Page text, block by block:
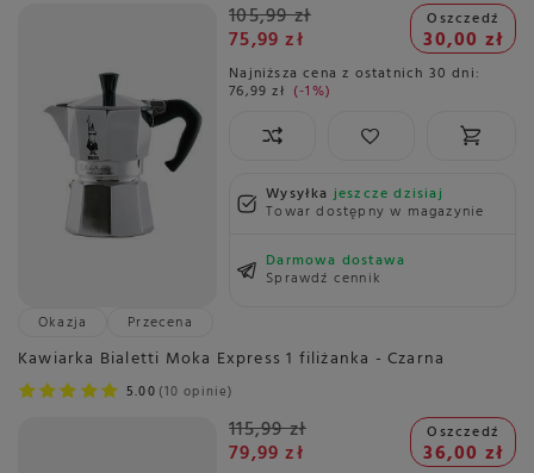
105,99 zł
75,99 zł
Oszczedź
30,00 zł
Najniższa cena z ostatnich 30 dni:
76,99 zł -1%
Wysyłkajeszcze dzisiaj
Towar dostępny w magazynie
Darmowa dostawa
Sprawdź cennik
Okazja
Przecena
Kawiarka Bialetti Moka Express 1 filiżanka - Czarna
5.00 10 opinie
115,99 zł
79,99 zł
Oszczedź
36,00 zł